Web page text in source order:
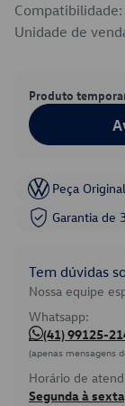
Compatibilidade:
Unidade de
Produto
Peça
Garantia de
Tem dúvidas
Nossa equipe
Whatsapp:
(41) 99125-
(apenas mensagens
Horário de
Segunda à